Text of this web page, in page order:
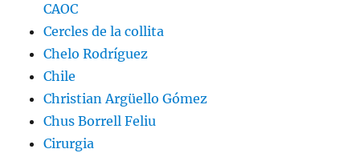
CAOC
Cercles de la collita
Chelo Rodríguez
Chile
Christian Argüello Gómez
Chus Borrell Feliu
Cirurgia